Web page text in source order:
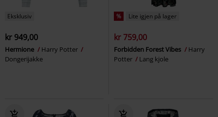
Eksklusiv
kr 949,00
Hermione
Harry Potter
Dongerijakke
% Lite igjen på lager
kr 759,00
Forbidden Forest Vibes
Harry
Potter
Lang kjole